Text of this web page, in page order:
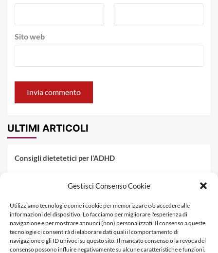
Gestisci Consenso Cookie
Utilizziamo tecnologie come i cookie per memorizzare e/o accedere alle
informazioni del dispositivo. Lo facciamo per migliorare l'esperienza di
navigazione e per mostrare annunci (non) personalizzati. Il consenso a queste
tecnologie ci consentirà di elaborare dati quali il comportamento di
navigazione o gli ID univoci su questo sito. Il mancato consenso o la revoca del
consenso possono influire negativamente su alcune caratteristiche e funzioni.
Sito web
ULTIMI ARTICOLI
Consigli dietetetici per l’ADHD
Fenilchetonuria
Dieta militare: come funziona, opinioni e schema tipo per
dimagrire in 3 giorni